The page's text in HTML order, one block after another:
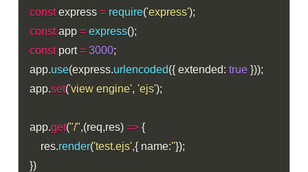
const express = require('express');
const app = express();
const port = 3000;
app.use(express.urlencoded({ extended: true }));
app.set('view engine', 'ejs');
app.get("/",(req,res) => {
    res
.render('test.ejs',{ name:''});
})